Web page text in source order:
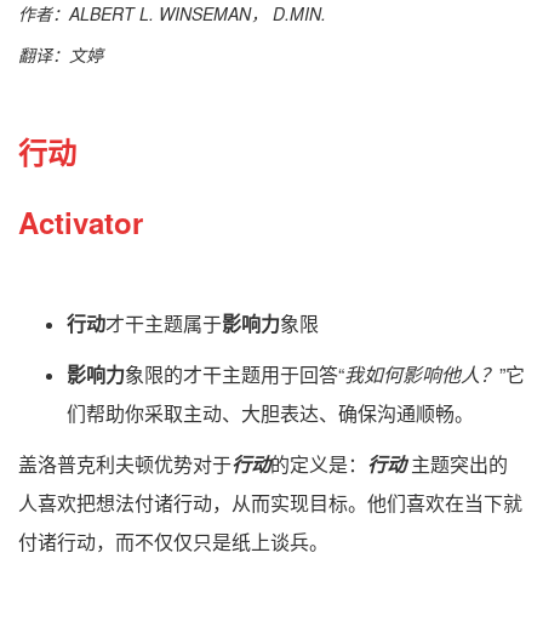
作者：ALBERT L. WINSEMAN， D.MIN.
翻译：文婷
行动
Activator
行动才干主题属于影响力象限
影响力象限的才干主题用于回答“我如何影响他人？ ”它
们帮助你采取主动、大胆表达、确保沟通顺畅。
盖洛普克利夫顿优势对于行动的定义是： 行动 主题突出的
人喜欢把想法付诸行动，从而实现目标。他们喜欢在当下就
付诸行动，而不仅仅只是纸上谈兵。